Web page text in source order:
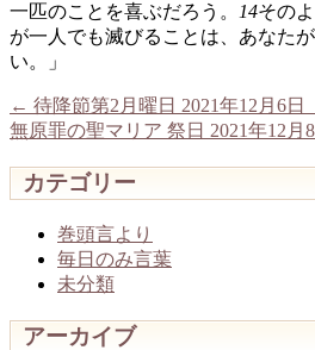
一匹のことを喜ぶだろう。 14その
が一人でも滅びることは、あなた
い。」
← 待降節第2月曜日 2021年12月6日
無原罪の聖マリア 祭日 2021年12
カテゴリー
巻頭言より
毎日のみ言葉
未分類
アーカイブ